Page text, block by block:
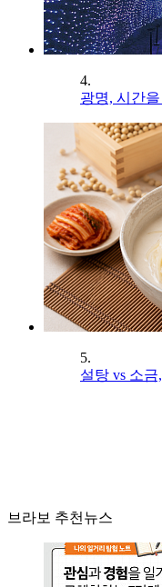
4.
광명, 시간
5.
설탕 vs 소
브라보 추천뉴스